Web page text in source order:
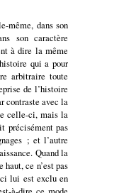
même, dans son
son caractère
à dire la même
qui a pour
arbitraire toute
de l’histoire
contraste avec la
celle-ci, mais la
précisément pas
; et l’autre
Quand la
ce n’est pas
lui est exclu en